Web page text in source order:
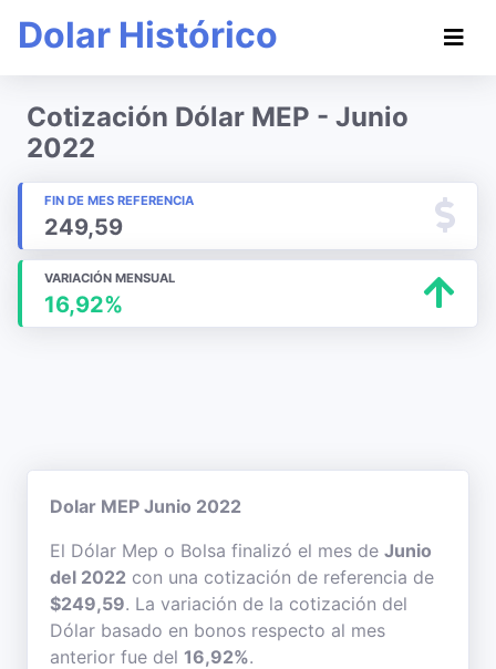
Dolar Histórico
Cotización Dólar MEP - Junio
2022
FIN DE MES REFERENCIA
249,59
VARIACIÓN MENSUAL
16,92%
Dolar MEP Junio 2022
El Dólar Mep o Bolsa finalizó el mes de Junio
del 2022 con una cotización de referencia de
$249,59. La variación de la cotización del
Dólar basado en bonos respecto al mes
anterior fue del 16,92%.